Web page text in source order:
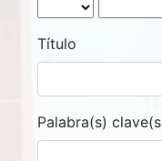
Título
Palabra(s)